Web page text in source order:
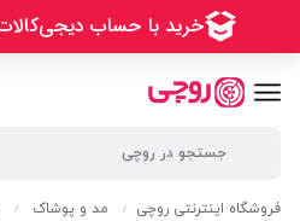
فروشگاه اینترنتی روچی / مد و پوشاک /